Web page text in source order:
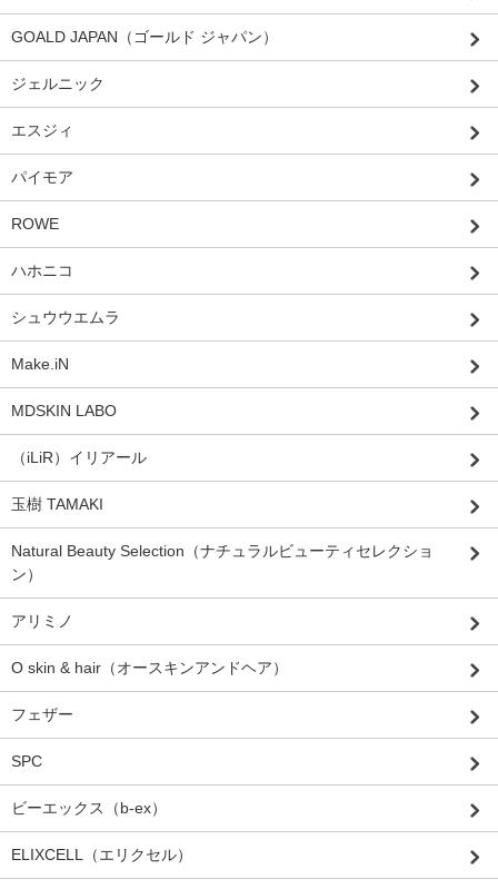
GOALD JAPAN（ゴールド ジャパン）
ジェルニック
エスジィ
パイモア
ROWE
ハホニコ
シュウウエムラ
Make.iN
MDSKIN LABO
（iLiR）イリアール
玉樹 TAMAKI
Natural Beauty Selection（ナチュラルビューティセレクショ
ン）
アリミノ
O skin & hair（オースキンアンドヘア）
フェザー
SPC
ビーエックス（b-ex）
ELIXCELL（エリクセル）